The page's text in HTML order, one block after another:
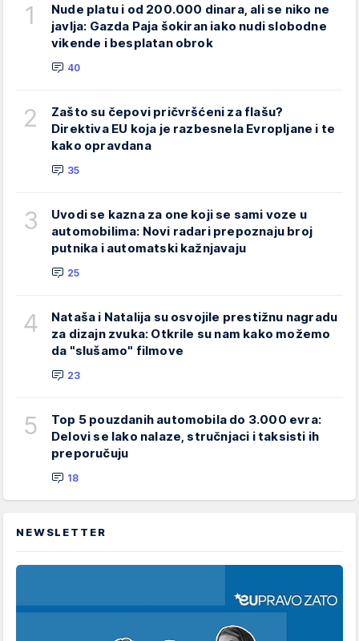
1
Nude platu i od 200.000 dinara, ali se niko ne
javlja: Gazda Paja šokiran iako nudi slobodne
vikende i besplatan obrok
40
2
Zašto su čepovi pričvršćeni za flašu?
Direktiva EU koja je razbesnela Evropljane i te
kako opravdana
35
3
Uvodi se kazna za one koji se sami voze u
automobilima: Novi radari prepoznaju broj
putnika i automatski kažnjavaju
25
4
Nataša i Natalija su osvojile prestižnu nagradu
za dizajn zvuka: Otkrile su nam kako možemo
da "slušamo" filmove
23
5
Top 5 pouzdanih automobila do 3.000 evra:
Delovi se lako nalaze, stručnjaci i taksisti ih
preporučuju
18
NEWSLETTER